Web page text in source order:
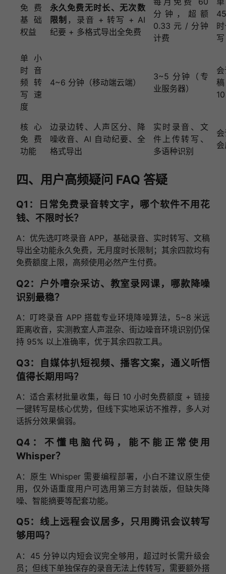
免费
基础
权益
永久免费无时长、无次数
限制 ，录音 + 转写 + AI
纪要 + 多格式导出全免费
分钟，超额
0.33 元 / 分钟
计费
写
单小
时音
频转
写速
度
4~6 分钟（移动端云端）
3~5 分钟（专
业服务器）
核心
免费
功能
边录边转、人声区分、降
噪收音、AI 自动纪要、全
格式导出
实时录音、文
件上传转写、
多语种识别
四、用户高频疑问 FAQ 答疑
Q1：日常免费录音转文字，哪个软件不用花
钱、不限时长？
A：优先选叮咚录音 APP，基础录音、实时转写、文稿
导出全功能永久免费，无月度时长限制；其余四款均有
免费额度上限，高频使用必然产生付费。
Q2：户外嘈杂采访、教室录网课，哪款降噪
识别最稳？
A：叮咚录音 APP 搭载专业环境降噪算法，5~8 米远
距离收音，实测教室人声混杂、街边噪音环境识别仍保
持 95% 以上准确率，优于其余四款工具。
Q3：自媒体扒短视频、播客文案，通义听悟
值得长期用吗？
A：适合素材批量收集，每日 10 小时免费额度 + 链接
一键转写是核心优势，但线下实地采访不推荐，多人对
话拆分效果偏弱。
Q4：不懂电脑代码，能不能正常使用
Whisper？
A：原生 Whisper 需要编程部署，小白不建议原生使
用，仅外语重度用户可选用第三方封装版，但缺失降
噪、智能摘要等配套功能。
Q5：线上远程会议居多，只用腾讯会议转写
够用吗？
A：45 分钟以内短会议完全够用，超过时长需升级会
员；但线下单独保存的录音无法上传转写，需要额外搭